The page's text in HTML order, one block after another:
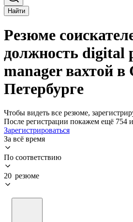
Найти
Резюме
должность digital
manager вахтой в
Петербурге
Чтобы видеть все резюме,
После регистрации покажем ещё 754
Зарегистрироваться
За всё время
По соответствию
20 резюме